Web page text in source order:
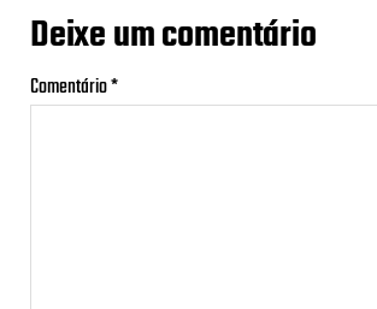
Deixe um comentário
Comentário*